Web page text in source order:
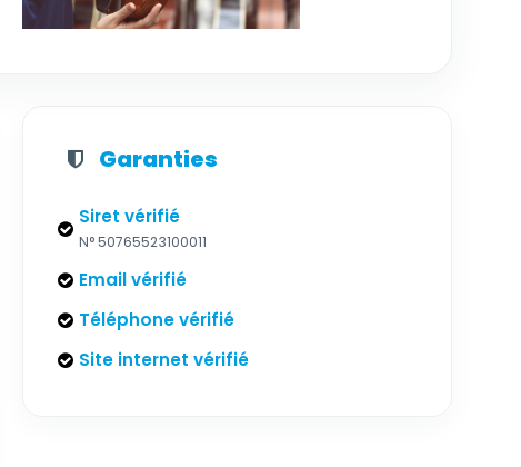
Garanties
Siret vérifié
N° 50765523100011
Email vérifié
Téléphone vérifié
Site internet vérifié